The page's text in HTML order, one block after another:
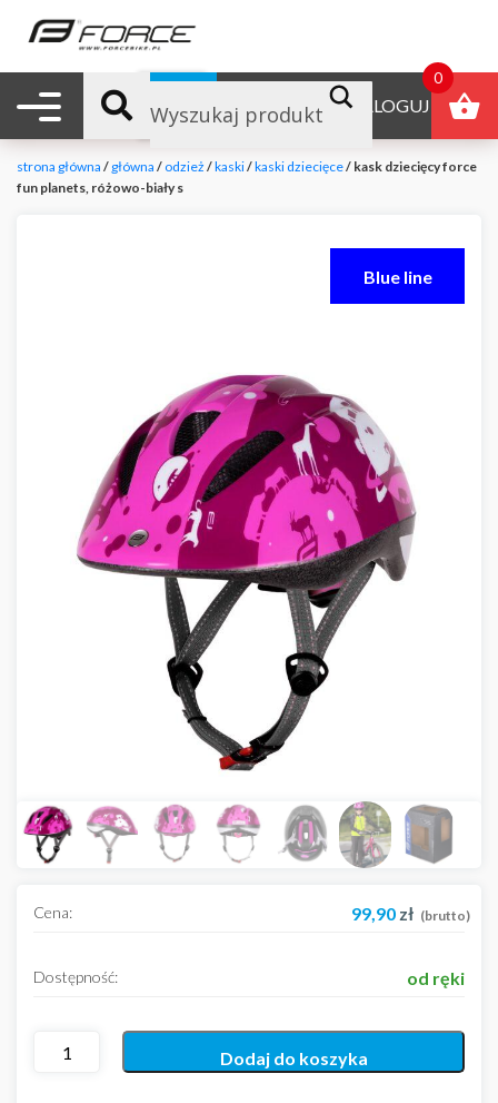
Nawigacja mobilna ZALOGUJ
B2B
strona główna / główna / odzież /kaski/kaski dziecięce/ kask dziecięcy force
fun planets, różowo-biały s
Blue line
Cena: 99,90 zł (brutto)
Dostępność: od ręki
Dodaj do koszyka
0